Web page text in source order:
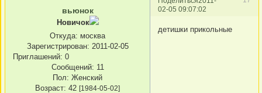
02-05 09:07:02
вьюнок
Новичок
Откуда: москва
Зарегистрирован: 2011-02-05
Приглашений: 0
Сообщений: 11
Пол: Женский
Возраст: 42 [1984-05-02]
детишки прикольные